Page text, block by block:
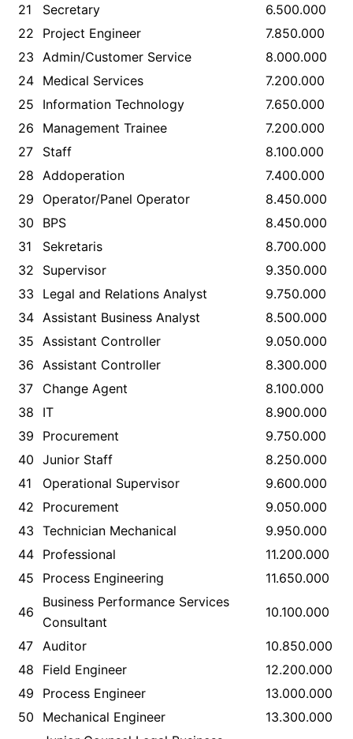
21
Secretary
6.500.000
22
Project Engineer
7.850.000
23
Admin/Customer Service
8.000.000
24 Medical Services
7.200.000
25
Information Technology
7.650.000
26
Management Trainee
7.200.000
27
Staff
8.100.000
28
Addoperation
7.400.000
29
Operator/Panel Operator
8.450.000
30
BPS
8.450.000
31
Sekretaris
8.700.000
32
Supervisor
9.350.000
33
Legal and Relations Analyst
9.750.000
34 Assistant Business Analyst
8.500.000
35
Assistant Controller
9.050.000
36
Assistant Controller
8.300.000
37
Change Agent
8.100.000
38
IT
8.900.000
39
Procurement
9.750.000
40 Junior Staff
8.250.000
41
Operational Supervisor
9.600.000
42
Procurement
9.050.000
43 Technician Mechanical
9.950.000
44 Professional
11.200.000
45
Process Engineering 11.650.000
46
Business Performance Services
Consultant
10.100.000
47 Auditor
10.850.000
48
Field Engineer
12.200.000
49
Process Engineer
13.000.000
50
Mechanical Engineer 13.300.000